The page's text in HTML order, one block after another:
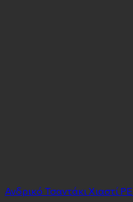
Ανδρικό Τσαντάκι Χιαστί